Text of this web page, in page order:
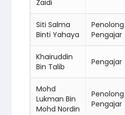
Zaidi
Siti Salma
Binti Yahaya
Penolong
Pengajar
Khairuddin
Bin Talib
Pengajar
Mohd
Lukman Bin
Mohd Nordin
Penolong
Pengajar